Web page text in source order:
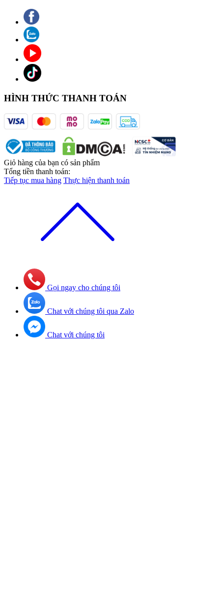
HÌNH THỨC THANH TOÁN
Giỏ hàng của bạn có sản phẩm
Tổng tiền thanh toán:
Tiếp tục mua hàng Thực hiện thanh toán
Gọi ngay cho chúng tôi
Chat với chúng tôi qua Zalo
Chat với chúng tôi